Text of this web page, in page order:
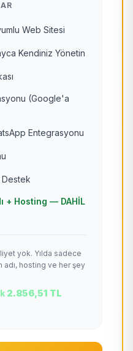
Web Sitesi
Kendiniz Yönetin
(Google'a
Entegrasyonu
Destek
+ Hosting — DAHİL
yok. Yılda sadece
adı, hosting ve her şey
2.856,51 TL